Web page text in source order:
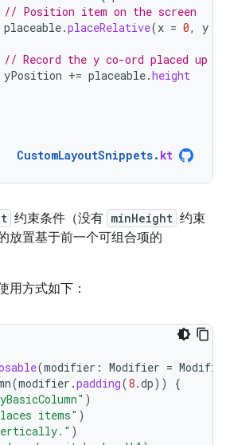
// Position item on the screen
placeable.placeRelative(x = 0, y
// Record the y co-ord placed up to
yPosition += placeable.height
CustomLayoutSnippets. kt
约束条件（没有 minHeight 约束
放置基于前一个可组合项的
用方式如下：
(modifier : Modifier =
(modifier .padding(8.dp))
{
)
items" )
)